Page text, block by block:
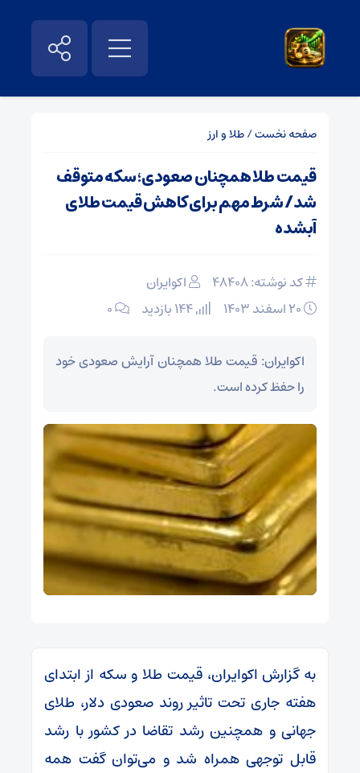
صفحه نخست/طلا و ارز
قیمت طلا همچنان صعودی؛ سکه متوقف
شد/ شرط مهم برای کاهش قیمت طلای
آبشده
کد نوشته: 48408
اکوایران
۰
اکوایران: قیمت طلا همچنان آرایش صعودی خود
را حفظ کرده است.
به گزارش اکوایران، قیمت طلا و سکه از ابتدای
هفته جاری تحت تاثیر روند صعودی دلار، طلای
جهانی و همچنین رشد تقاضا در کشور با رشد
قابل توجهی همراه شد و می‌توان گفت همه